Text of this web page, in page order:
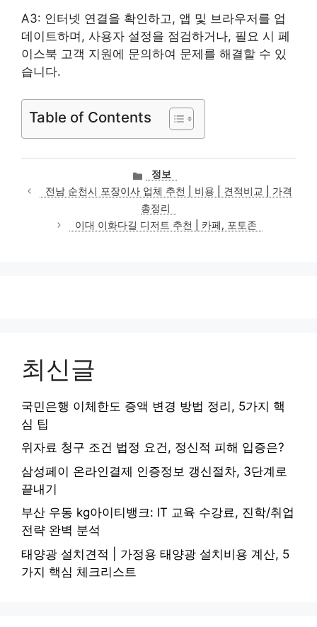
A3: 인터넷 연결을 확인하고, 앱 및 브라우저를 업
데이트하며, 사용자 설정을 점검하거나, 필요 시 페
이스북 고객 지원에 문의하여 문제를 해결할 수 있
습니다.
Table of Contents
카
테
고
리
정보
전남 순천시 포장이사 업체 추천 | 비용 | 견적비교 | 가격
총정리
이대 이화다길 디저트 추천 | 카페, 포토존
최신글
국민은행 이체한도 증액 변경 방법 정리, 5가지 핵
심 팁
위자료 청구 조건 법정 요건, 정신적 피해 입증은?
삼성페이 온라인결제 인증정보 갱신절차, 3단계로
끝내기
부산 우동 kg아이티뱅크: IT 교육 수강료, 진학/취업
전략 완벽 분석
태양광 설치견적 | 가정용 태양광 설치비용 계산, 5
가지 핵심 체크리스트